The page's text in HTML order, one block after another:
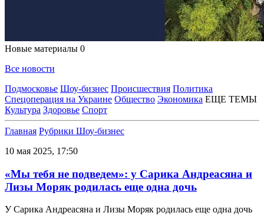
Новые материалы 0
Все новости
Подмосковье Шоу-бизнес Происшествия Политика
Спецоперация на Украине Общество Экономика ЕЩЕ ТЕМЫ
Культура Здоровье Спорт
Главная Рубрики Шоу-бизнес
10 мая 2025, 17:50
«Мы тебя не подведем»: у Сарика Андреасяна и
Лизы Моряк родилась еще одна дочь
У Сарика Андреасяна и Лизы Моряк родилась еще одна дочь